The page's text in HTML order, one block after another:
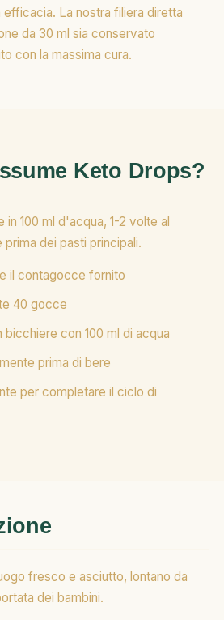
La nostra filiera diretta
da 30 ml sia conservato
con la massima cura.
Keto Drops?
100 ml d'acqua, 1-2 volte al
dei pasti principali.
il contagocce fornito
40 gocce
bicchiere con 100 ml di acqua
prima di bere
per completare il ciclo di
fresco e asciutto, lontano da
dei bambini.